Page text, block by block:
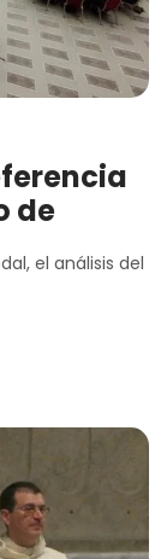
de
el análisis del